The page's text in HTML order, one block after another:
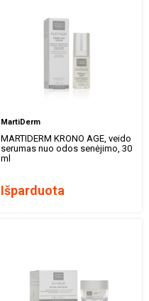
MartiDerm
MARTIDERM KRONO AGE, veido
serumas nuo odos senėjimo, 30
ml
Išparduota